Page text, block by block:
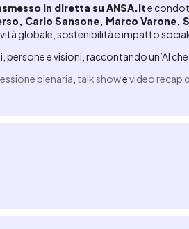
in diretta su ANSA.ite
Carlo Sansone, Marco Varone,
globale, sostenibilità e impatto
e visioni, raccontando un’AI che
plenaria talk showevideo recap